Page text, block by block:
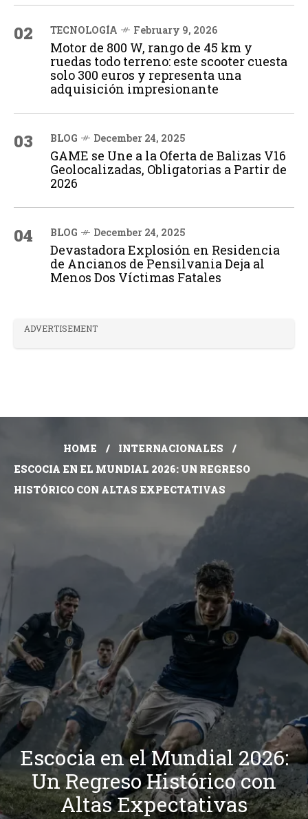
02 TECNOLOGÍA February 9, 2026
Motor de 800 W, rango de 45 km y
ruedas todo terreno: este scooter cuesta
solo 300 euros y representa una
adquisición impresionante
03 BLOG December 24, 2025
GAME se Une a la Oferta de Balizas V16
Geolocalizadas, Obligatorias a Partir de
2026
04 BLOG December 24, 2025
Devastadora Explosión en Residencia
de Ancianos de Pensilvania Deja al
Menos Dos Víctimas Fatales
ADVERTISEMENT
HOME
INTERNACIONALES
ESCOCIA EN EL MUNDIAL 2026: UN REGRESO
HISTÓRICO CON ALTAS EXPECTATIVAS
Escocia en el Mundial 2026:
Un Regreso Histórico con
Altas Expectativas